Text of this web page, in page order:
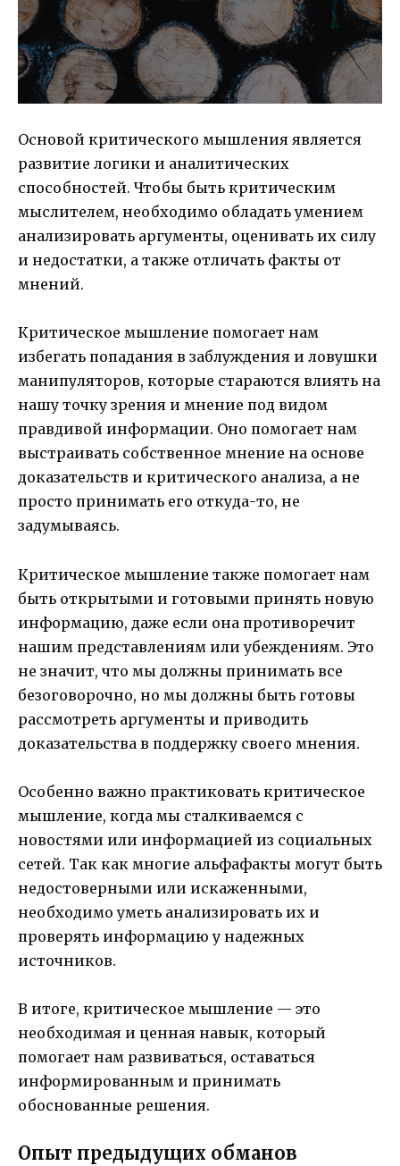
Основой критического мышления является
развитие логики и аналитических
способностей. Чтобы быть критическим
мыслителем, необходимо обладать умением
анализировать аргументы, оценивать их силу
и недостатки, а также отличать факты от
мнений.
Критическое мышление помогает нам
избегать попадания в заблуждения и ловушки
манипуляторов, которые стараются влиять на
нашу точку зрения и мнение под видом
правдивой информации. Оно помогает нам
выстраивать собственное мнение на основе
доказательств и критического анализа, а не
просто принимать его откуда-то, не
задумываясь.
Критическое мышление также помогает нам
быть открытыми и готовыми принять новую
информацию, даже если она противоречит
нашим представлениям или убеждениям. Это
не значит, что мы должны принимать все
безоговорочно, но мы должны быть готовы
рассмотреть аргументы и приводить
доказательства в поддержку своего мнения.
Особенно важно практиковать критическое
мышление, когда мы сталкиваемся с
новостями или информацией из социальных
сетей. Так как многие альфафакты могут быть
недостоверными или искаженными,
необходимо уметь анализировать их и
проверять информацию у надежных
источников.
В итоге, критическое мышление — это
необходимая и ценная навык, который
помогает нам развиваться, оставаться
информированным и принимать
обоснованные решения.
Опыт предыдущих обманов